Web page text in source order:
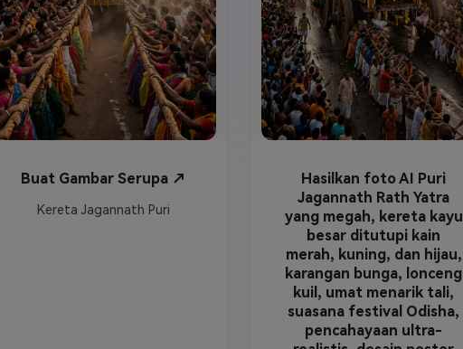
Buat Gambar Serupa ↗
Kereta Jagannath Puri
Hasilkan foto AI Puri
Jagannath Rath Yatra
yang megah, kereta kayu
besar ditutupi kain
merah, kuning, dan hijau,
karangan bunga, lonceng
kuil, umat menarik tali,
suasana festival Odisha,
pencahayaan ultra-